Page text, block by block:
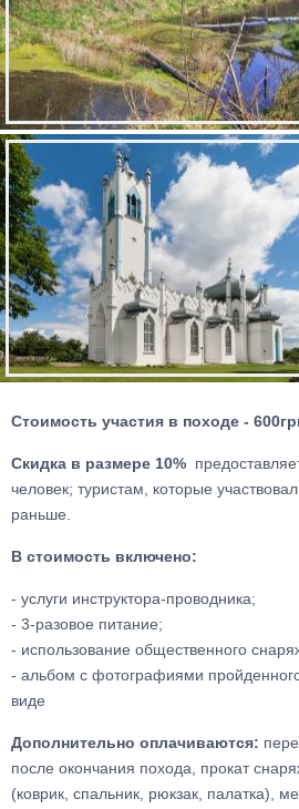
Стоимость участия в походе -
Скидка в размере 10%
человек; туристам, которые
раньше.
В стоимость включено:
- услуги инструктора-проводника;
- 3-разовое питание;
- использование общественного
- альбом с фотографиями
виде
Дополнительно оплачиваются:
после окончания похода, прокат
(коврик, спальник, рюкзак, палатка),